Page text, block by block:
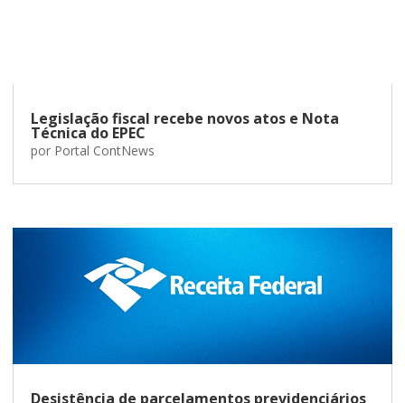
Legislação fiscal recebe novos atos e Nota
Técnica do EPEC
por Portal ContNews
Desistência de parcelamentos previdenciários